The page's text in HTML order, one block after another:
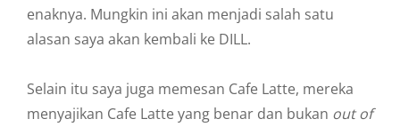
enaknya. Mungkin ini akan menjadi salah satu
alasan saya akan kembali ke DILL.
Selain itu saya juga memesan Cafe Latte, mereka
menyajikan Cafe Latte yang benar dan bukan out of